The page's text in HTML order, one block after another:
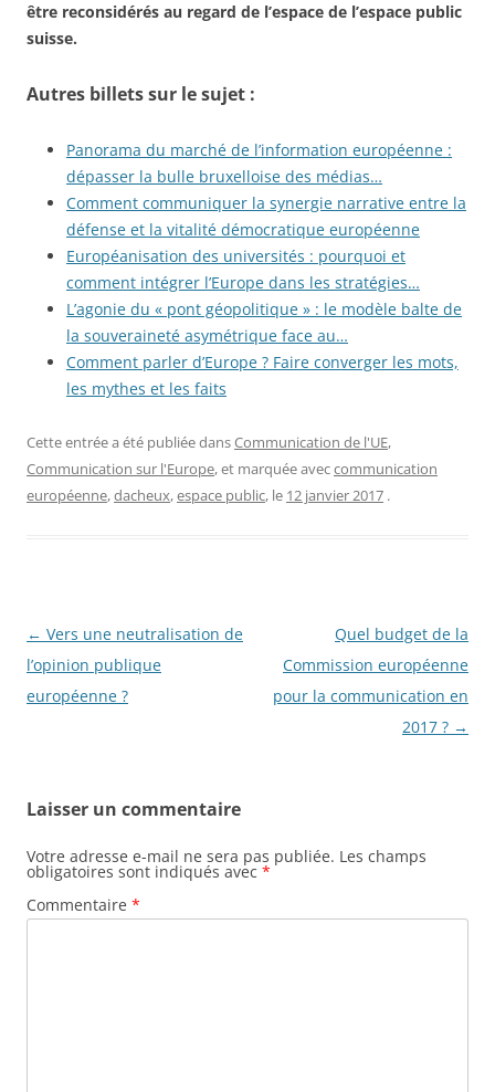
être reconsidérés au regard de l’espace de l’espace public
suisse.
Autres billets sur le sujet :
Panorama du marché de l’information européenne :
dépasser la bulle bruxelloise des médias…
Comment communiquer la synergie narrative entre la
défense et la vitalité démocratique européenne
Européanisation des universités : pourquoi et
comment intégrer l’Europe dans les stratégies…
L’agonie du « pont géopolitique » : le modèle balte de
la souveraineté asymétrique face au…
Comment parler d’Europe ? Faire converger les mots,
les mythes et les faits
Cette entrée a été publiée dansCommunication de l'UE,
Communication sur l'Europe, et marquée aveccommunication
européenne,dacheux,espace public, le 12 janvier 2017 .
Navigation
des
articles
← Vers une neutralisation de
l’opinion publique
européenne ?
Quel budget de la
Commission européenne
pour la communication en
2017 ? →
Laisser un commentaire
Votre adresse e-mail ne sera pas publiée. Les champs
obligatoires sont indiqués avec *
Commentaire *